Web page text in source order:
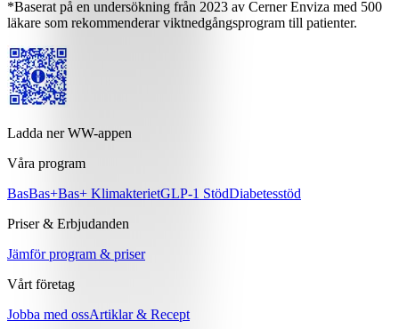
*Baserat på en undersökning från 2023 av Cerner Enviza med 500
läkare som rekommenderar viktnedgångsprogram till patienter.
Ladda ner WW-appen
Våra program
BasBas+Bas+ KlimakterietGLP-1 StödDiabetesstöd
Priser & Erbjudanden
Jämför program & priser
Vårt företag
Jobba med ossArtiklar & Recept